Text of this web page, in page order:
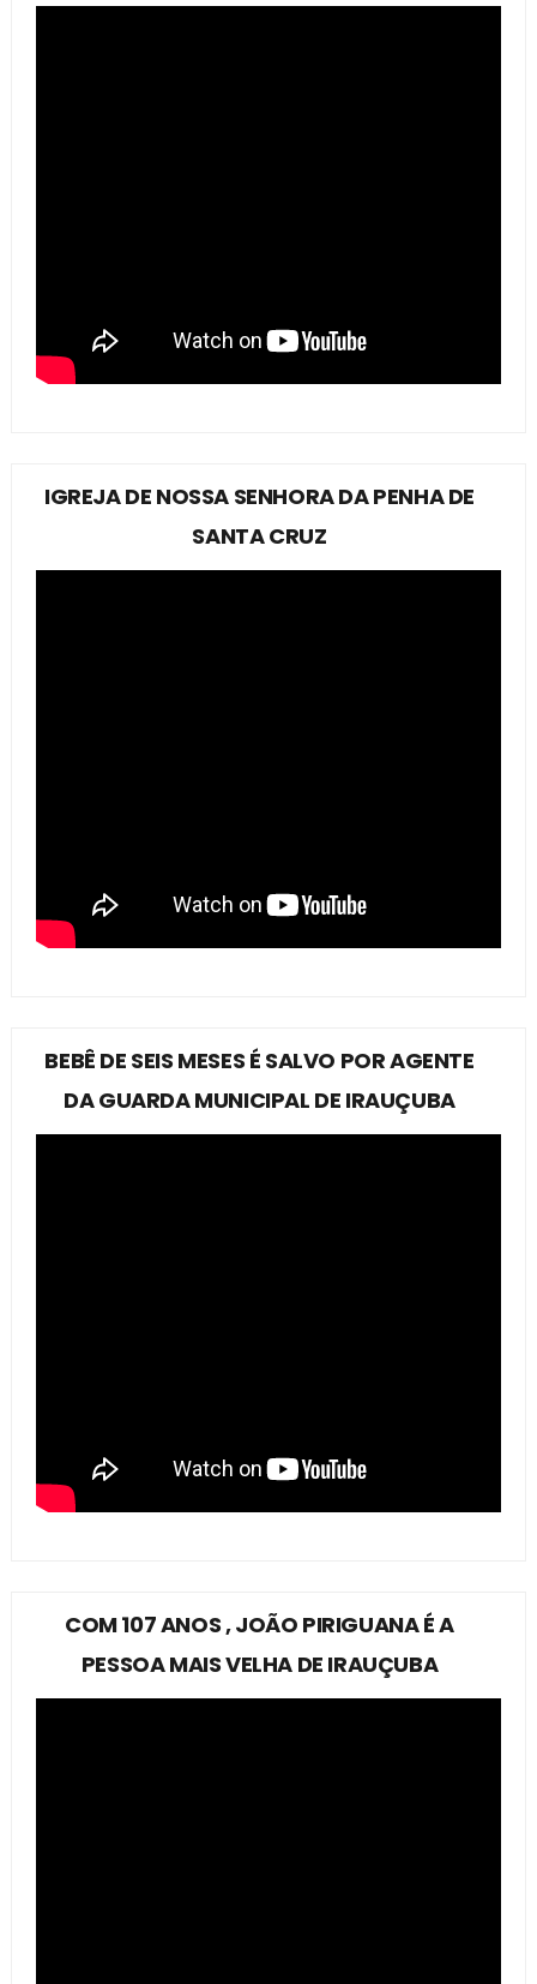
IGREJA DE NOSSA SENHORA DA PENHA DE
SANTA CRUZ
BEBÊ DE SEIS MESES É SALVO POR AGENTE
DA GUARDA MUNICIPAL DE IRAUÇUBA
COM 107 ANOS , JOÃO PIRIGUANA É A
PESSOA MAIS VELHA DE IRAUÇUBA